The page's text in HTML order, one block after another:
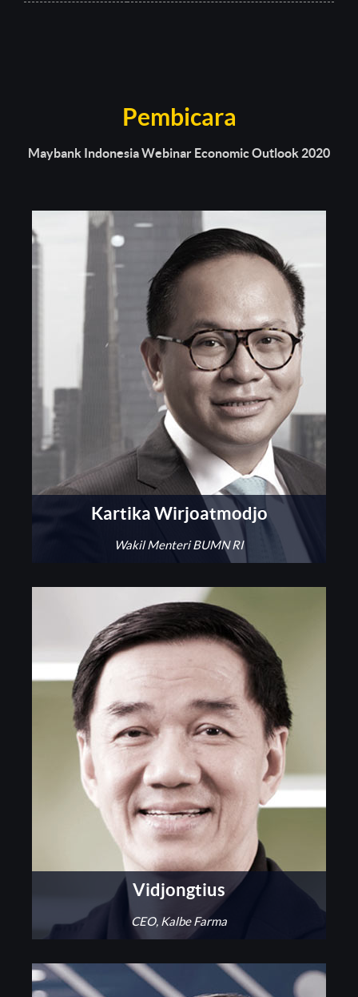
Pembicara
Maybank Indonesia Webinar Economic Outlook 2020
Kartika Wirjoatmodjo
Wakil Menteri BUMN RI
Vidjongtius
CEO, Kalbe Farma